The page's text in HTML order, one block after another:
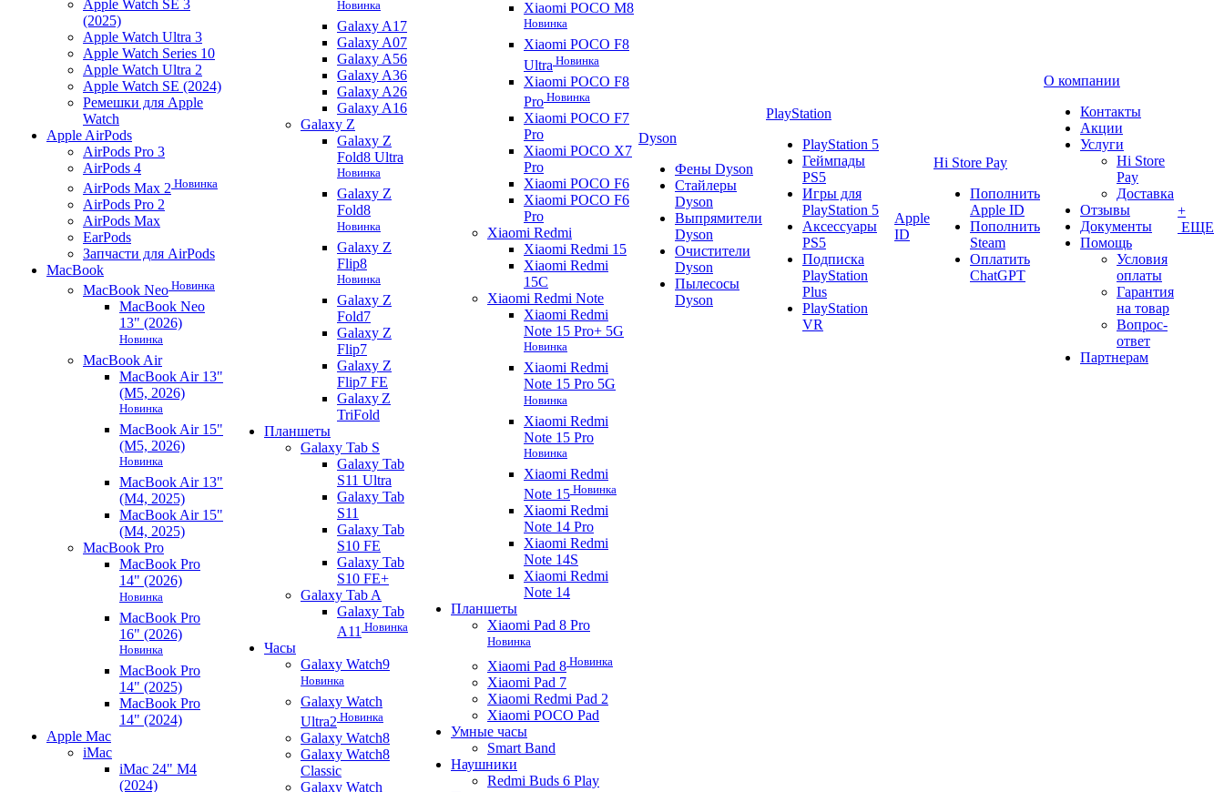
Apple Watch SE 3
(2025)
Apple Watch Ultra 3
Apple Watch Series 10
Apple Watch Ultra 2
Apple Watch SE (2024)
Ремешки для Apple
Watch
Apple AirPods
AirPods Pro 3
AirPods 4
AirPods Max 2 Новинка
AirPods Pro 2
AirPods Max
EarPods
Запчасти для AirPods
MacBook
MacBook Neo Новинка
MacBook Neo
13" (2026)
Новинка
MacBook Air
MacBook Air 13"
(M5, 2026)
Новинка
MacBook Air 15"
(M5, 2026)
Новинка
MacBook Air 13"
(M4, 2025)
MacBook Air 15"
(M4, 2025)
MacBook Pro
MacBook Pro
14" (2026)
Новинка
MacBook Pro
16" (2026)
Новинка
MacBook Pro
14" (2025)
MacBook Pro
14" (2024)
Apple Mac
iMac
iMac 24" M4
(2024)
Новинка
Galaxy A17
Galaxy A07
Galaxy A56
Galaxy A36
Galaxy A26
Galaxy A16
Galaxy Z
Galaxy Z
Fold8 Ultra
Новинка
Galaxy Z
Fold8
Новинка
Galaxy Z
Flip8
Новинка
Galaxy Z
Fold7
Galaxy Z
Flip7
Galaxy Z
Flip7 FE
Galaxy Z
TriFold
Планшеты
Galaxy Tab S
Galaxy Tab
S11 Ultra
Galaxy Tab
S11
Galaxy Tab
S10 FE
Galaxy Tab
S10 FE+
Galaxy Tab A
Galaxy Tab
A11 Новинка
Часы
Galaxy Watch9
Новинка
Galaxy Watch
Ultra2 Новинка
Galaxy Watch8
Galaxy Watch8
Classic
Galaxy Watch
Xiaomi POCO M8
Новинка
Xiaomi POCO F8
Ultra Новинка
Xiaomi POCO F8
Pro Новинка
Xiaomi POCO F7
Pro
Xiaomi POCO X7
Pro
Xiaomi POCO F6
Xiaomi POCO F6
Pro
Xiaomi Redmi
Xiaomi Redmi 15
Xiaomi Redmi
15C
Xiaomi Redmi Note
Xiaomi Redmi
Note 15 Pro+ 5G
Новинка
Xiaomi Redmi
Note 15 Pro 5G
Новинка
Xiaomi Redmi
Note 15 Pro
Новинка
Xiaomi Redmi
Note 15 Новинка
Xiaomi Redmi
Note 14 Pro
Xiaomi Redmi
Note 14S
Xiaomi Redmi
Note 14
Планшеты
Xiaomi Pad 8 Pro
Новинка
Xiaomi Pad 8 Новинка
Xiaomi Pad 7
Xiaomi Redmi Pad 2
Xiaomi POCO Pad
Умные часы
Smart Band
Наушники
Redmi Buds 6 Play
Dyson
Фены Dyson
Стайлеры
Dyson
Выпрямители
Dyson
Очистители
Dyson
Пылесосы
Dyson
PlayStation
PlayStation 5
Геймпады
PS5
Игры для
PlayStation 5
Аксессуары
PS5
Подписка
PlayStation
Plus
PlayStation
VR
Apple
ID
Hi Store Pay
Пополнить
Apple ID
Пополнить
Steam
Оплатить
ChatGPT
О компании
Контакты
Акции
Услуги
Hi Store
Pay
Доставка
Отзывы
Документы
Помощь
Условия
оплаты
Гарантия
на товар
Вопрос-
ответ
Партнерам
+
ЕЩЕ